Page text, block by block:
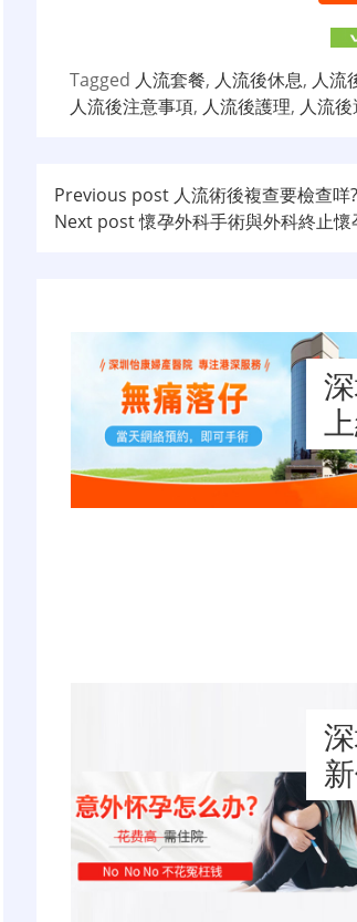
Tagged 人流套餐, 人流後休息, 人流
人流後注意事項, 人流後護理, 人流
文
章
Previous post 人流術後複查要檢查
Next post懷孕外科手術與外科終止